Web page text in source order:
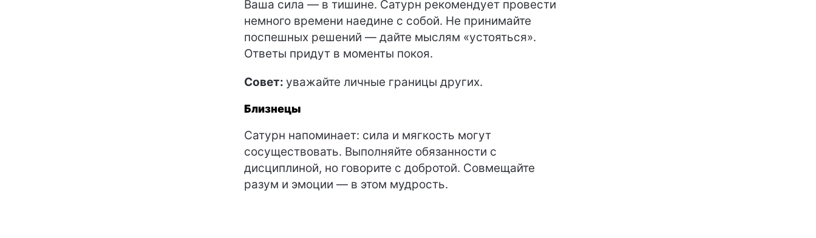
Ваша сила — в тишине. Сатурн рекомендует провести
немного времени наедине с собой. Не принимайте
поспешных решений — дайте мыслям «устояться».
Ответы придут в моменты покоя.
Совет: уважайте личные границы других.
Близнецы
Сатурн напоминает: сила и мягкость могут
сосуществовать. Выполняйте обязанности с
дисциплиной, но говорите с добротой. Совмещайте
разум и эмоции — в этом мудрость.